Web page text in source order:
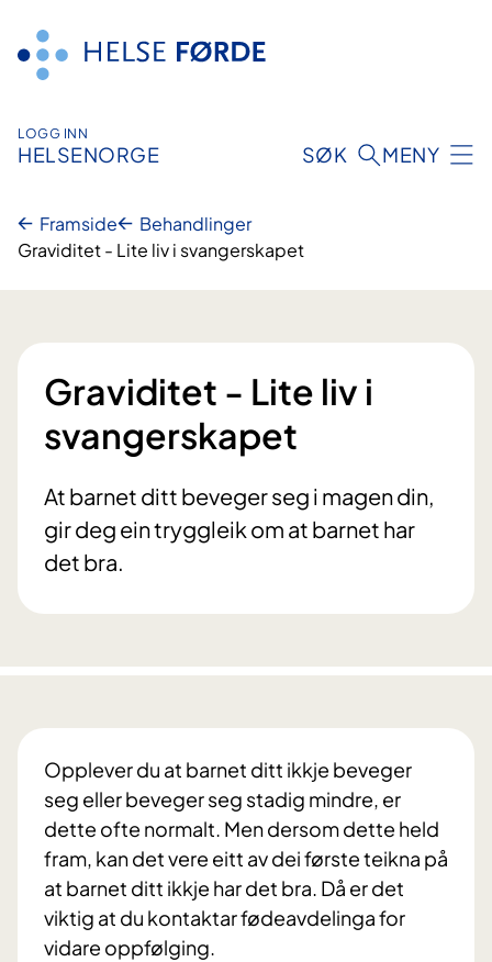
innhald
LOGG INN
HELSENORGE SØK MENY
Framside
Behandlinger
Graviditet - Lite liv i svangerskapet
Graviditet - Lite liv i
svangerskapet
At barnet ditt beveger seg i magen din,
gir deg ein tryggleik om at barnet har
det bra.
Opplever du at barnet ditt ikkje beveger
seg eller beveger seg stadig mindre, er
dette ofte normalt. Men dersom dette held
fram, kan det vere eitt av dei første teikna på
at barnet ditt ikkje har det bra. Då er det
viktig at du kontaktar fødeavdelinga for
vidare oppfølging.